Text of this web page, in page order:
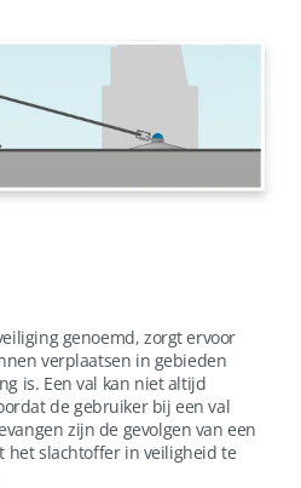
genoemd, zorgt ervoor
verplaatsen in gebieden
is. Een val kan niet altijd
de gebruiker bij een val
zijn de gevolgen van een
het slachtoffer in veiligheid te